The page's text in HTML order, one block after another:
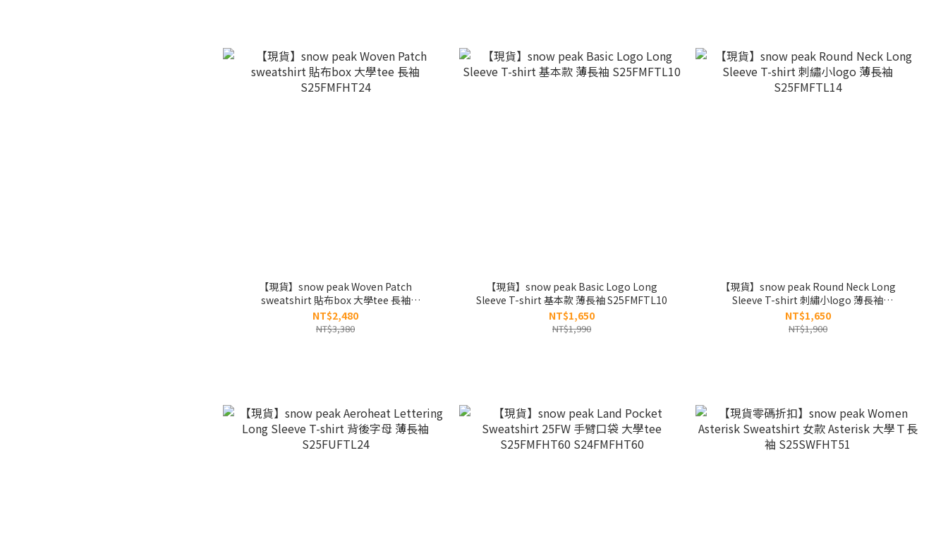
【現貨】snow peak Woven Patch
sweatshirt 貼布box 大學tee 長袖
S25FMFHT24
NT$2,480
NT$3,380
【現貨】snow peak Basic Logo Long
Sleeve T-shirt 基本款 薄長袖 S25FMFTL10
NT$1,650
NT$1,990
【現貨】snow peak Round Neck Long
Sleeve T-shirt 刺繡小logo 薄長袖
S25FMFTL14
NT$1,650
NT$1,900